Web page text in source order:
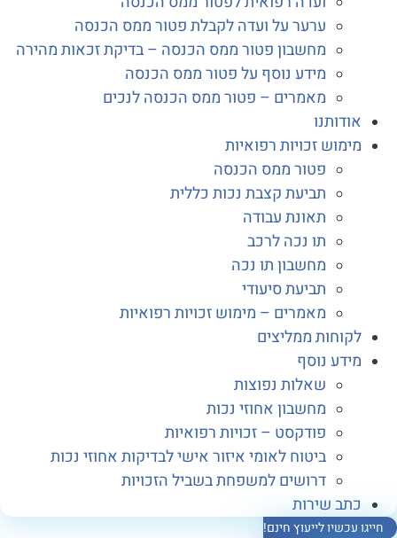
ערער על ועדה לקבלת פטור ממס הכנסה
מחשבון פטור ממס הכנסה – בדיקת זכאות מהירה
מידע נוסף על פטור ממס הכנסה
מאמרים – פטור ממס הכנסה לנכים
זכויות רפואיות
פטור ממס הכנסה
תביעת קצבת נכות כללית
תאונת עבודה
תו נכה לרכב
מחשבון תו נכה
תביעת סיעודי
מאמרים – מימוש זכויות רפואיות
ממליצים
נוסף
שאלות נפוצות
מחשבון אחוזי נכות
פודקסט – זכויות רפואיות
ביטוח לאומי איזור אישי לבדיקות אחוזי נכות
דרושים למשפחת בשביל הזכויות
שירות
לייעוץ חינם!